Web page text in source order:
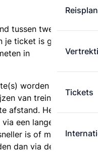
Tickets
tussen twee
ticket is gebaseerd
in
worden
van treintickets
afstand. Het is
een langere route,
is of met minder
dan via de kortste